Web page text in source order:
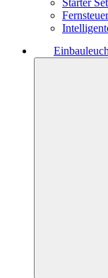
Starter